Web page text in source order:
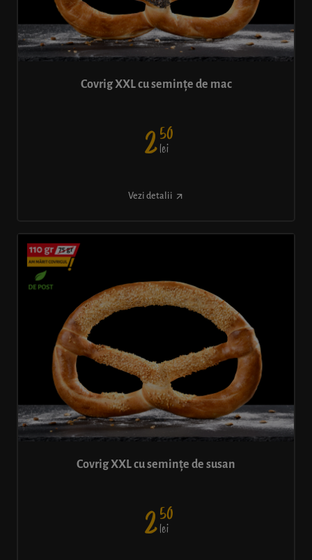
Covrig XXL cu semințe de mac
250
lei
Vezi detalii
Covrig XXL cu semințe de susan
250
lei